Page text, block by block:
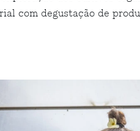
com degustação de